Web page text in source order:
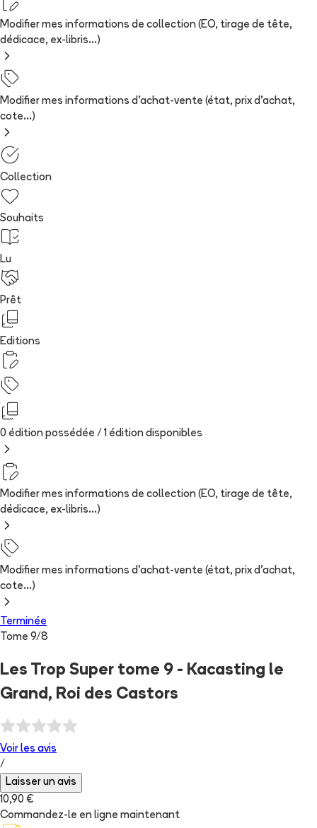
Modifier mes informations de collection (EO, tirage de tête,
dédicace, ex-libris...)
Modifier mes informations d'achat-vente (état, prix d'achat,
cote...)
Collection
Souhaits
Lu
Prêt
Editions
0 édition possédée / 1 édition disponibles
Modifier mes informations de collection (EO, tirage de tête,
dédicace, ex-libris...)
Modifier mes informations d'achat-vente (état, prix d'achat,
cote...)
Terminée
Tome 9/8
Les Trop Super tome 9 - Kacasting le
Grand, Roi des Castors
Voir les avis
/
Laisser un avis
10,90 €
Commandez-le en ligne maintenant